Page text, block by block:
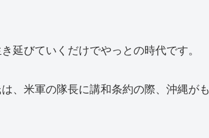
延びていくだけでやっとの時代です。
、米軍の隊長に講和条約の際、沖縄がも